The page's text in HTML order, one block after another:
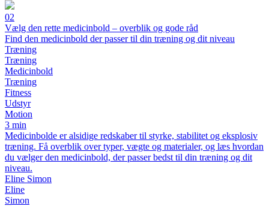
02
Vælg den rette medicinbold – overblik og gode råd
Find den medicinbold der passer til din træning og dit niveau
Træning
Træning
Medicinbold
Træning
Fitness
Udstyr
Motion
3 min
Medicinbolde er alsidige redskaber til styrke, stabilitet og eksplosiv
træning. Få overblik over typer, vægte og materialer, og læs hvordan
du vælger den medicinbold, der passer bedst til din træning og dit
niveau.
Eline Simon
Eline
Simon